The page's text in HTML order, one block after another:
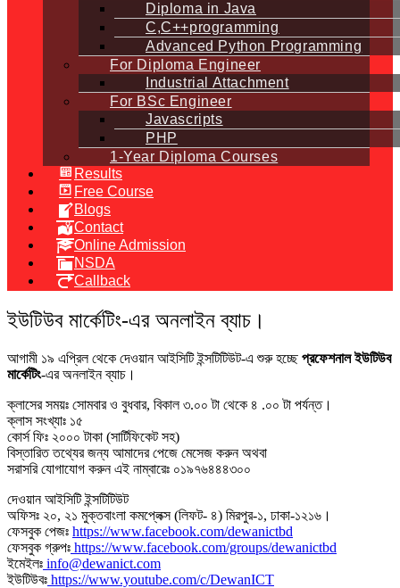
Diploma in Java
C,C++programming
Advanced Python Programming
For Diploma Engineer
Industrial Attachment
For BSc Engineer
Javascripts
PHP
1-Year Diploma Courses
Results
Free Course
Blogs
Contact
Online Admission
NSDA
Callback
ইউটিউব মার্কেটিং-এর অনলাইন ব্যাচ।
আগামী ১৯ এপ্রিল থেকে দেওয়ান আইসিটি ইন্সটিটিউট-এ শুরু হচ্ছে প্রফেশনাল ইউটিউব
মার্কেটিং-এর অনলাইন ব্যাচ।
ক্লাসের সময়ঃ সোমবার ও বুধবার, বিকাল ৩.০০ টা থেকে ৪ .০০ টা পর্যন্ত।
ক্লাস সংখ্যাঃ ১৫
কোর্স ফিঃ ২০০০ টাকা (সার্টিফিকেট সহ)
বিস্তারিত তথ্যের জন্য আমাদের পেজে মেসেজ করুন অথবা
সরাসরি যোগাযোগ করুন এই নাম্বারেঃ ০১৯৭৬৪৪৪৩০০
দেওয়ান আইসিটি ইন্সটিটিউট
অফিসঃ ২০, ২১ মুক্তবাংলা কমপ্লেক্স (লিফট- ৪) মিরপুর-১, ঢাকা-১২১৬।
ফেসবুক পেজঃ https://www.facebook.com/dewanictbd
ফেসবুক গ্রুপঃ https://www.facebook.com/groups/dewanictbd
ইমেইলঃ info@dewanict.com
ইউটিউবঃ https://www.youtube.com/c/DewanICT